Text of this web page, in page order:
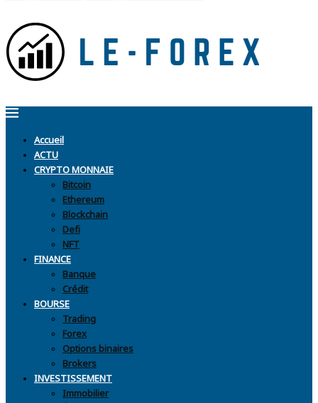
Accueil
ACTU
CRYPTO MONNAIE
Bitcoin
Ethereum
Blockchain
Defi
NFT
FINANCE
Banque
Crédit
BOURSE
Trading
Forex
Options binaires
Brokers
INVESTISSEMENT
Immobilier